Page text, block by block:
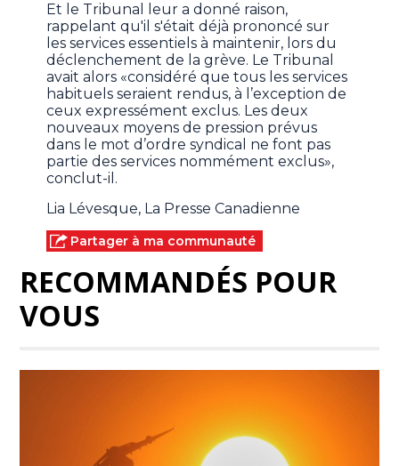
Et le Tribunal leur a donné raison,
rappelant qu'il s'était déjà prononcé sur
les services essentiels à maintenir, lors du
déclenchement de la grève. Le Tribunal
avait alors «considéré que tous les services
habituels seraient rendus, à l’exception de
ceux expressément exclus. Les deux
nouveaux moyens de pression prévus
dans le mot d’ordre syndical ne font pas
partie des services nommément exclus»,
conclut-il.
Lia Lévesque, La Presse Canadienne
Partager à ma communauté
RECOMMANDÉS POUR
VOUS